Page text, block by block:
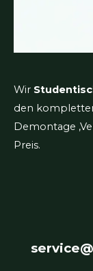
Wir
den
Demontage
Preis.